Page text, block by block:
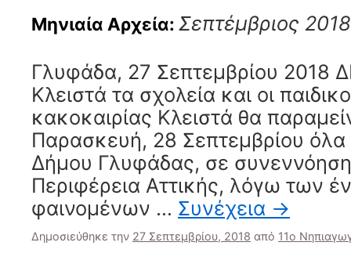
Μηνιαία Αρχεία: Σεπτέμβριος 2018
Γλυφάδα, 27 Σεπτεμβρίου 2018
Κλειστά τα σχολεία και οι
κακοκαιρίας Κλειστά θα
Παρασκευή, 28 Σεπτεμβρίου όλα
Δήμου Γλυφάδας, σε
Περιφέρεια Αττικής, λόγω των
φαινομένων … Συνέχεια →
Δημοσιεύθηκε την 27 Σεπτεμβρίου, 2018 από 11ο